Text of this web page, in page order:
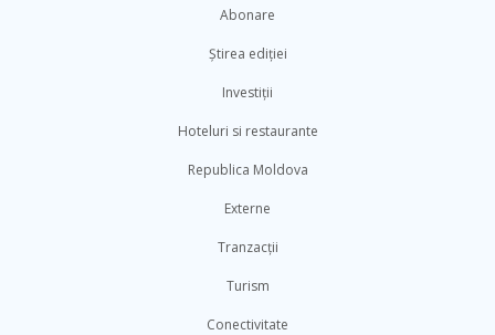
Abonare
Știrea ediției
Investiții
Hoteluri si restaurante
Republica Moldova
Externe
Tranzacții
Turism
Conectivitate